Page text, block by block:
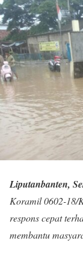
Liputanbanten,
Koramil 0602-18/
respons cepat
membantu